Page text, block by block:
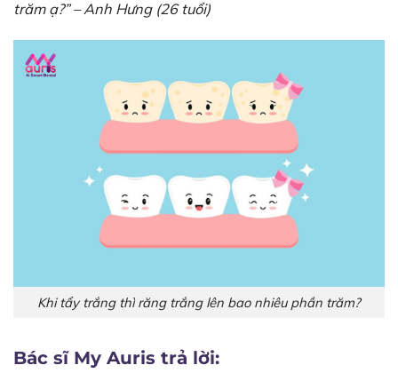
trăm ạ?” – Anh Hưng (26 tuổi)
Khi tẩy trắng thì răng trắng lên bao nhiêu phần trăm?
Bác sĩ My Auris trả lời: